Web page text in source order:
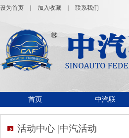
设为首页 加入收藏 联系我们
首页 中汽联
活动中心 |中汽活动